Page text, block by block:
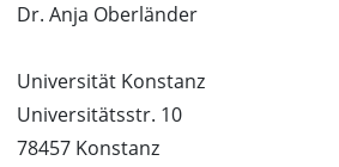
Dr. Anja Oberländer
Universität Konstanz
Universitätsstr. 10
78457 Konstanz